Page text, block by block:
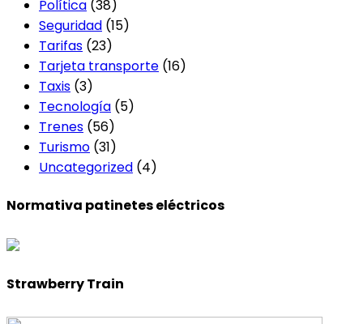
Política (38)
Seguridad (15)
Tarifas (23)
Tarjeta transporte (16)
Taxis (3)
Tecnología (5)
Trenes (56)
Turismo (31)
Uncategorized (4)
Normativa patinetes eléctricos
Strawberry Train